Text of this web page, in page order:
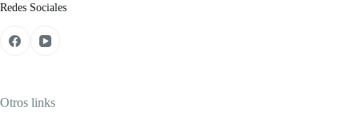
Redes Sociales
Otros links